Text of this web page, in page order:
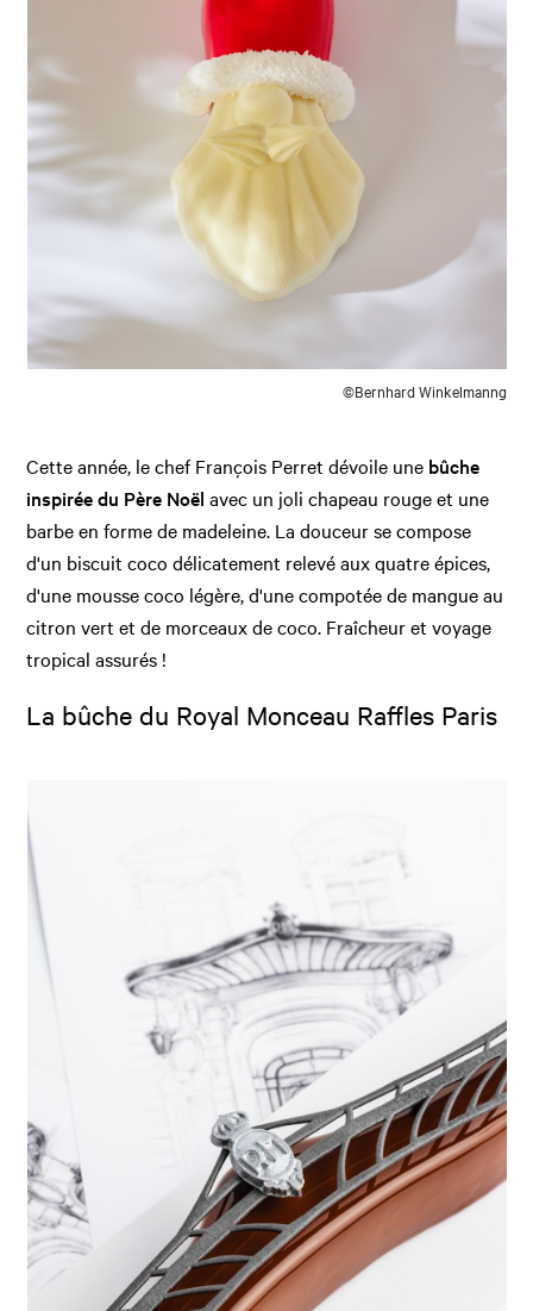
©Bernhard Winkelmanng
Cette année, le chef François Perret dévoile une bûche
inspirée du Père Noël avec un joli chapeau rouge et une
barbe en forme de madeleine. La douceur se compose
d'un biscuit coco délicatement relevé aux quatre épices,
d'une mousse coco légère, d'une compotée de mangue au
citron vert et de morceaux de coco. Fraîcheur et voyage
tropical assurés !
La bûche du Royal Monceau Raffles Paris